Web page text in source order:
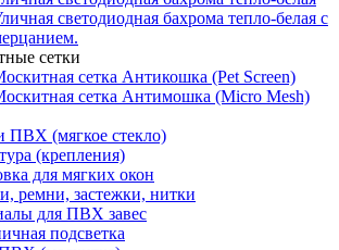
светодиодная бахрома тепло-белая с
сетки
сетка Антикошка (Pet Screen)
сетка Антимошка (Micro Mesh)
ПВХ (мягкое стекло)
(крепления)
для мягких окон
ремни, застежки, нитки
для ПВХ завес
подсветка